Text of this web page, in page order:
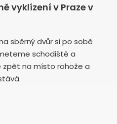
vyklízení v Praze v
sběrný dvůr si po sobě
schodiště a
zpět na místo rohože a